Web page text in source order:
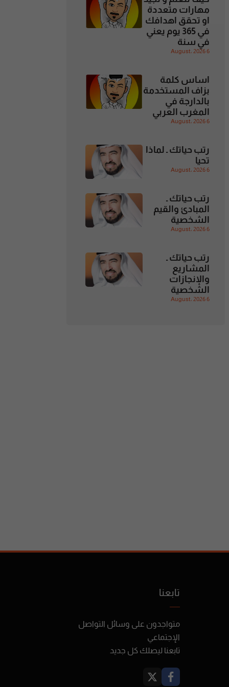
مهارات متعددة
او تحقق اهدافك
في 365 يوم يعني
في سنة
6 August، 2026
اساس كلمة
بزاف المستخدمة
بالدارجة في
المغرب العربي
6 August، 2026
رتب حياتك ـ لماذا
تحيا
6 August، 2026
رتب حياتك ـ
المبادئ والقيم
الشخصية
6 August، 2026
رتب حياتك ـ
المشاريع
والإنجازات
الشخصية
6 August، 2026
تابعنا
متواجدون على وسائل التواصل
الإجتماعي
تابعنا ليصلك كل جديد